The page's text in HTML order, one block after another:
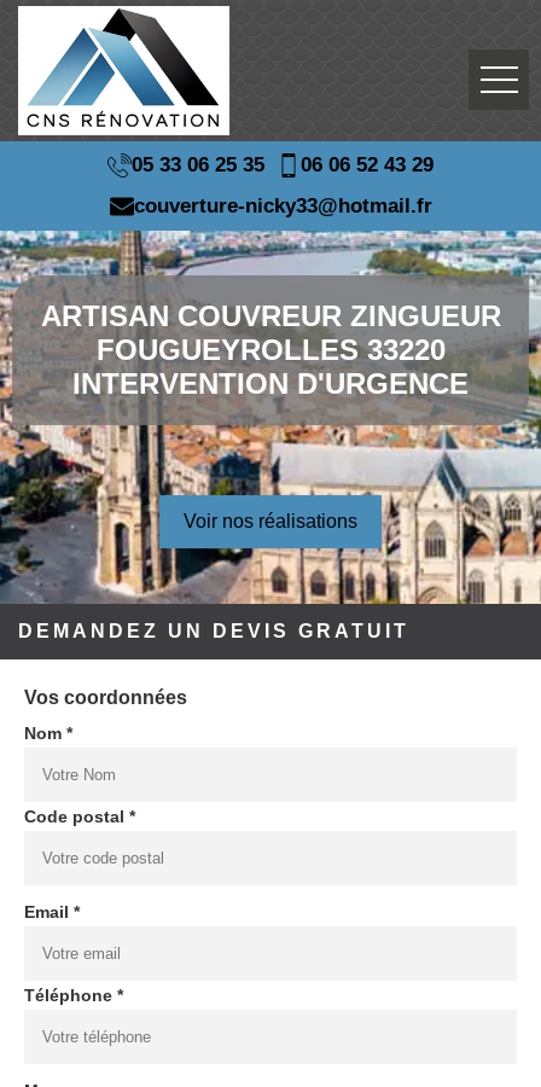
05 33 06 25 35
06 06 52 43 29
couverture-nicky33@hotmail.fr
ARTISAN COUVREUR ZINGUEUR
FOUGUEYROLLES 33220
INTERVENTION D'URGENCE
Voir nos réalisations
DEMANDEZ UN DEVIS GRATUIT
Vos coordonnées
Nom *
Code postal *
Email *
Téléphone *